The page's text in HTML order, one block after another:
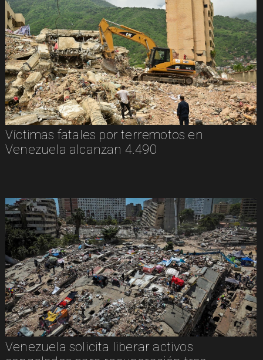
Víctimas fatales por terremotos en
Venezuela alcanzan 4.490
Venezuela solicita liberar activos